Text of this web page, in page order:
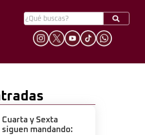
Cuarta y Sexta
siguen mandando: